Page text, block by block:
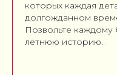
которых каждая
долгожданном
Позвольте каждому
летнюю историю.